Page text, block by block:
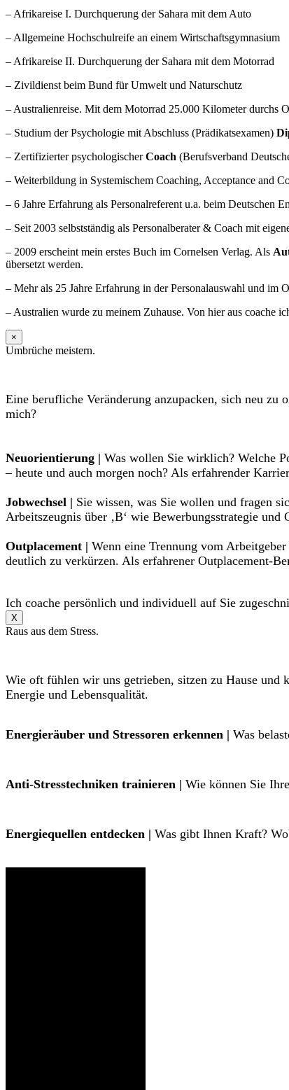
– Afrikareise I. Durchquerung der Sahara mit dem Auto
– Allgemeine Hochschulreife an einem Wirtschaftsgymnasium
– Afrikareise II. Durchquerung der Sahara mit dem Motorrad
– Zivildienst beim Bund für Umwelt und Naturschutz
– Australienreise. Mit dem Motorrad 25.000 Kilometer durchs
– Studium der Psychologie mit Abschluss (Prädikatsexamen)
– Zertifizierter psychologischerCoach (Berufsverband
– Weiterbildung in Systemischem Coaching, Acceptance and
– 6 Jahre Erfahrung als Personalreferent u.a. beim Deutschen
– Seit 2003 selbstständig als Personalberater & Coach mit
– 2009 erscheint mein erstes Buch im Cornelsen Verlag. Als
übersetzt werden.
– Mehr als 25 Jahre Erfahrung in der Personalauswahl und im
– Australien wurde zu meinem Zuhause. Von hier aus coache
×
Umbrüche meistern.
Eine berufliche Veränderung anzupacken, sich neu
mich?
Neuorientierung | Was wollen Sie wirklich? Welche
– heute und auch morgen noch? Als erfahrender
Jobwechsel | Sie wissen, was Sie wollen und fragen
Arbeitszeugnis über ‚B‘ wie Bewerbungsstrategie
Outplacement | Wenn eine Trennung vom
deutlich zu verkürzen. Als erfahrener Outplacement-
Ich coache persönlich und individuell auf Sie
X
Raus aus dem Stress.
Wie oft fühlen wir uns getrieben, sitzen zu Hause und
Energie und Lebensqualität.
Energieräuber und Stressoren erkennen | Was
Anti-Stresstechniken trainieren | Wie können Sie
Energiequellen entdecken | Was gibt Ihnen Kraft?